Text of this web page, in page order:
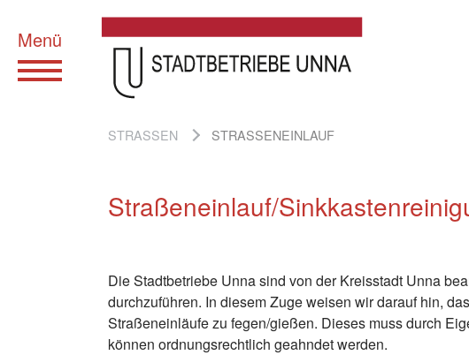
STRASSEN STRASSENEINLAUF
Straßeneinlauf/
Die Stadtbetriebe Unna sind von der Kreisstadt Unna
durchzuführen. In diesem Zuge weisen wir darauf hin,
Straßeneinläufe zu fegen/gießen. Dieses muss durch
können ordnungsrechtlich geahndet werden.